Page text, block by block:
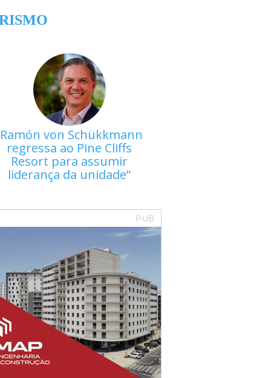
Ramón von Schükkmann
regressa ao Pine Cliffs
Resort para assumir
liderança da unidade
PUB